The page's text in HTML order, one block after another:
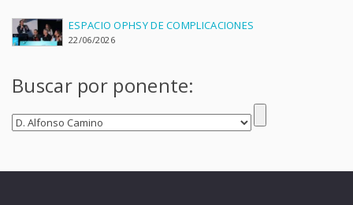
ESPACIO OPHSY DE COMPLICACIONES
22/06/2026
Buscar por ponente: